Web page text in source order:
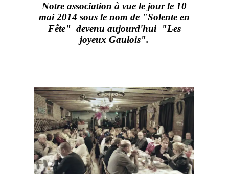
Notre association à vue le jour le 10
mai 2014 sous le nom de "Solente en
Fête" devenu aujourd'hui "Les
joyeux Gaulois".